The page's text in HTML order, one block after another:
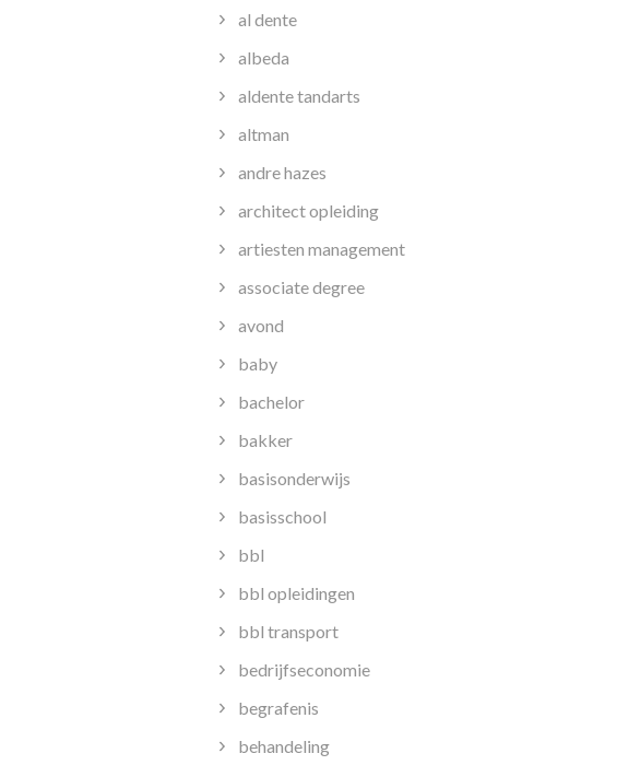
al dente
albeda
aldente tandarts
altman
andre hazes
architect opleiding
artiesten management
associate degree
avond
baby
bachelor
bakker
basisonderwijs
basisschool
bbl
bbl opleidingen
bbl transport
bedrijfseconomie
begrafenis
behandeling